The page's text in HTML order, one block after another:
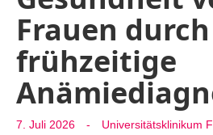
Frauen durch
frühzeitige
7. Juli 2026 -
Universitätsklinikum